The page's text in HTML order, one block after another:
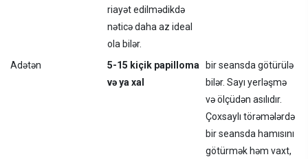
riayət edilmədikdə
nəticə daha az ideal
ola bilər.
Adətən
5-15 kiçik papilloma
və ya xal
bir seansda götürülə
bilər. Sayı yerləşmə
və ölçüdən asılıdır.
Çoxsaylı törəmələrdə
bir seansda hamısını
götürmək həm vaxt,